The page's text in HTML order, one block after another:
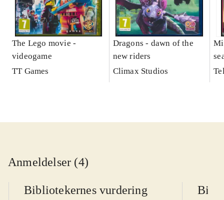
The Lego movie -
videogame
TT Games
Dragons - dawn of the
new riders
Climax Studios
Anmeldelser (4)
Bibliotekernes vurdering